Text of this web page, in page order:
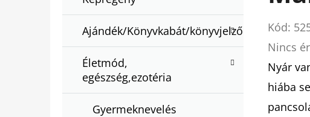
Ajándék/Könyvkabát/könyvjelző
Életmód,
egészség,ezotéria
Gyermeknevelés
Kód:
A
termék
átlagos
Nincs
Nyár
hiába